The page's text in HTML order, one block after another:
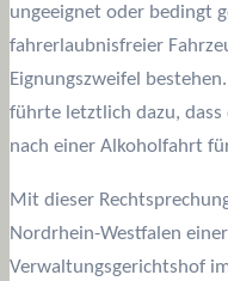
ungeeignet oder bedingt
fahrerlaubnisfreier
Eignungszweifel
führte letztlich dazu,
nach einer Alkoholfahrt
Mit dieser
Nordrhein-Westfalen
Verwaltungsgerichtshof